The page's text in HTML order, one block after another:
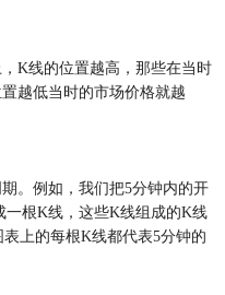
K线的位置越高，那些在当时
越低当时的市场价格就越
。例如，我们把5分钟内的开
一根K线，这些K线组成的K线
上的每根K线都代表5分钟的